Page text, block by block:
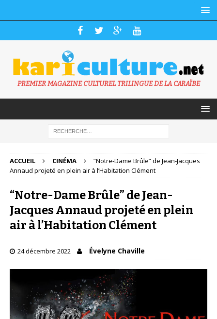
PREMIER MAGAZINE CULTUREL TRILINGUE DE LA CARAÏBE
ACCUEIL CINÉMA
“Notre-Dame Brûle” de Jean-Jacques
Annaud projeté en plein air à l’Habitation Clément
“Notre-Dame Brûle” de Jean-
Jacques Annaud projeté en plein
air à l’Habitation Clément
24 décembre 2022 Évelyne Chaville